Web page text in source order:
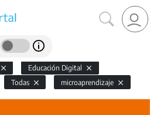
Educación Digital
Todas microaprendizaje